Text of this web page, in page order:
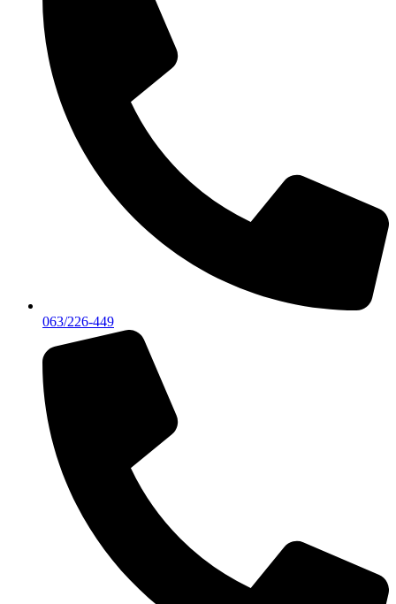
063/226-449